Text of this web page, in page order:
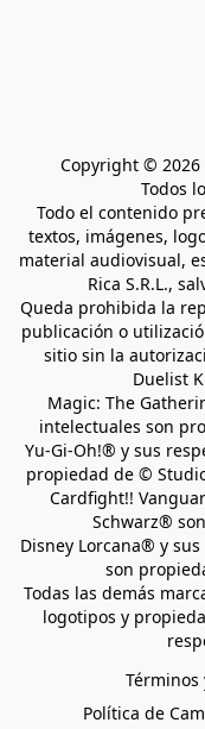
Copyright © 2026
Todos
Todo el contenido
textos, imágenes,
material audiovisual,
Rica S.R.L.,
Queda prohibida la
publicación o
sitio sin la
Duelist
Magic: The
intelectuales son
Yu-Gi-Oh!® y sus
propiedad de © Studio
Cardfight!!
Schwarz®
Disney Lorcana® y
son
Todas las demás
logotipos y
Términos
Política de